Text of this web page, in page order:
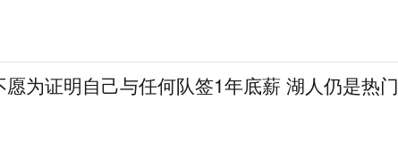
为证明自己与任何队签1年底薪 湖人仍是热门